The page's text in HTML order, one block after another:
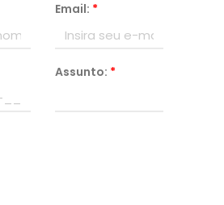
Email: *
Assunto: *